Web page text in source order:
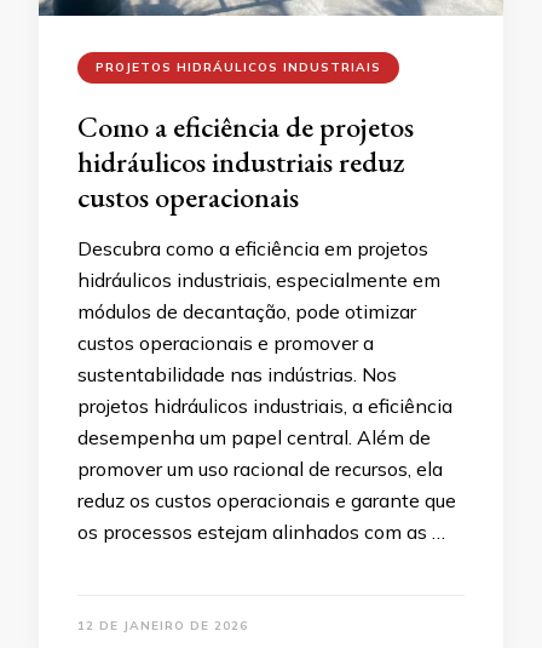
PROJETOS HIDRÁULICOS INDUSTRIAIS
Como a eficiência de projetos
hidráulicos industriais reduz
custos operacionais
Descubra como a eficiência em projetos
hidráulicos industriais, especialmente em
módulos de decantação, pode otimizar
custos operacionais e promover a
sustentabilidade nas indústrias. Nos
projetos hidráulicos industriais, a eficiência
desempenha um papel central. Além de
promover um uso racional de recursos, ela
reduz os custos operacionais e garante que
os processos estejam alinhados com as …
12 DE JANEIRO DE 2026